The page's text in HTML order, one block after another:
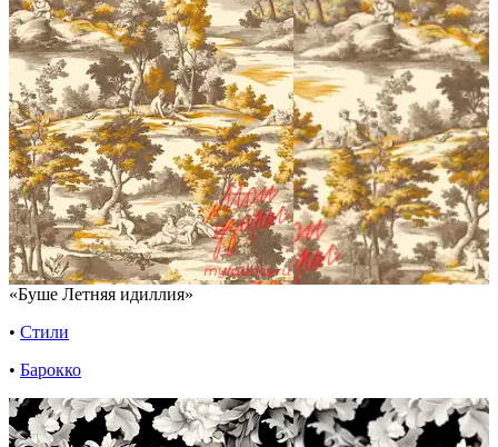
«Буше Летняя идиллия»
• Стили
• Барокко